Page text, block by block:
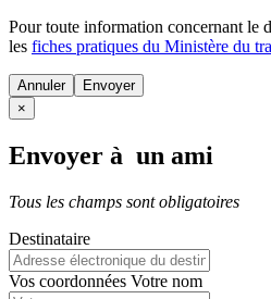
Pour toute information concernant le
les fiches pratiques du Ministère du
Annuler
×
Envoyer à un ami
Tous les champs sont obligatoires
Destinataire
Vos coordonnées Votre nom